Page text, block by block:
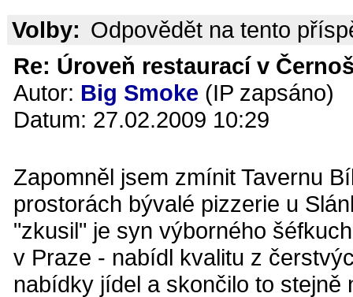
Volby: Odpovědět na tento
Re: Úroveň restaurací v
Autor: Big Smoke (IP zapsáno)
Datum: 27.02.2009 10:29
Zapomněl jsem zmínit Tavernu
prostorách bývalé pizzerie u
"zkusil" je syn výborného
v Praze - nabídl kvalitu z
nabídky jídel a skončilo to stejně